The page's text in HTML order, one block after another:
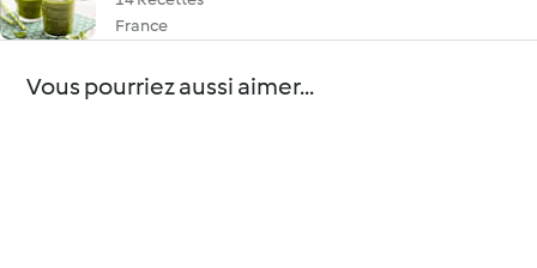
France
Vous pourriez aussi aimer...